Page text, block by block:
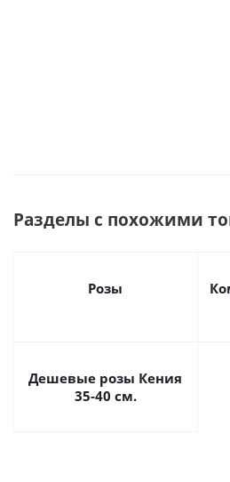
Разделы с похожими
Розы
Дешевые розы Кения
35-40 см.